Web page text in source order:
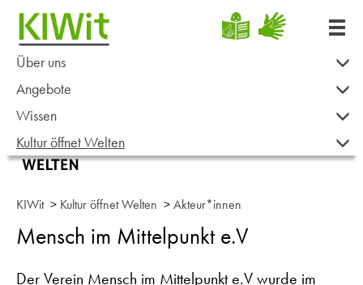
Über uns
Angebote
Wissen
Kultur öffnet Welten
KIWit> Kultur öffnet Welten >Akteur*innen
Mensch im Mittelpunkt e.V
Der Verein Mensch im Mittelpunkt e.V wurde im